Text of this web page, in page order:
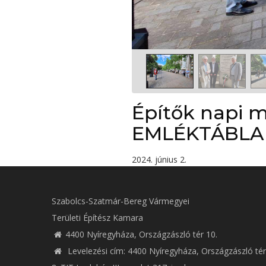
Építők napi
2024. június 2.
Szabolcs-Szatmár-Bereg Vármegyei
Területi Építész Kamara
4400 Nyíregyháza, Országzászló tér 10.
Levelezési cím: 4400 Nyíregyháza, Országzászló tér